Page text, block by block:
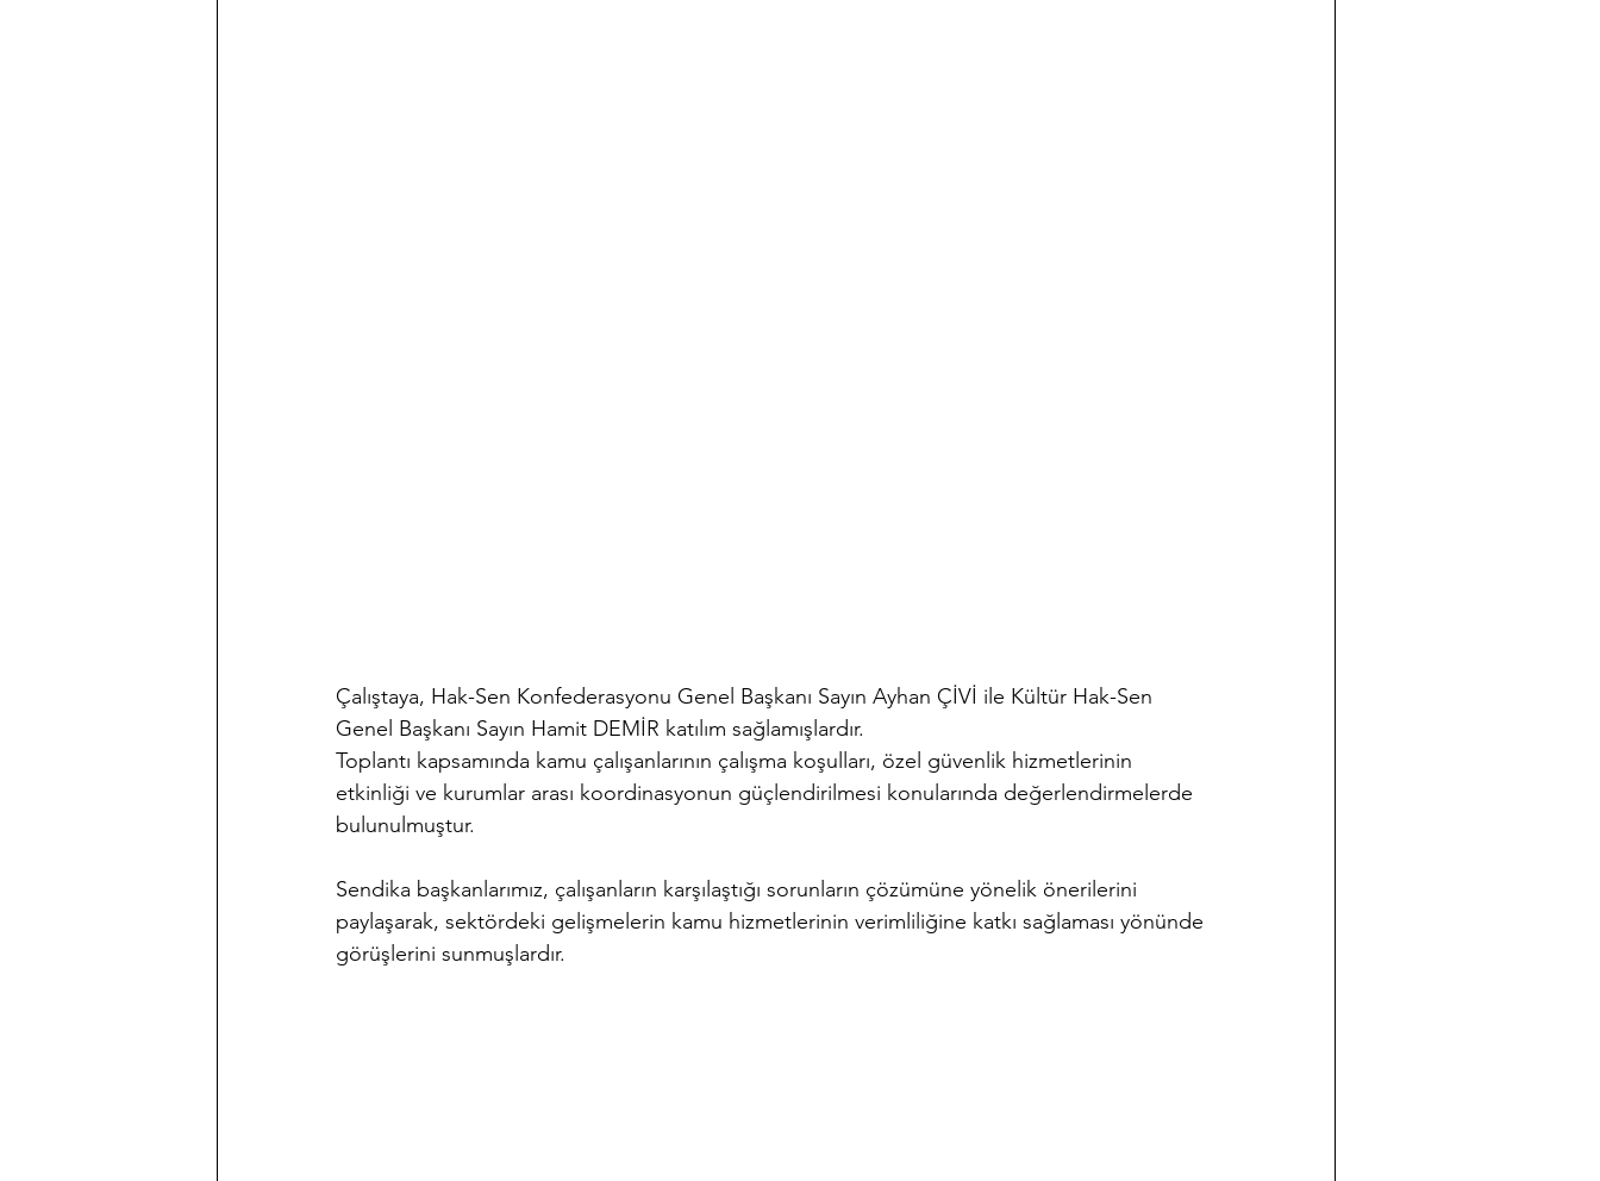
Çalıştaya, Hak-Sen Konfederasyonu Genel Başkanı Sayın Ayhan ÇİVİ ile Kültür Hak-Sen
Genel Başkanı Sayın Hamit DEMİR katılım sağlamışlardır.
Toplantı kapsamında kamu çalışanlarının çalışma koşulları, özel güvenlik hizmetlerinin
etkinliği ve kurumlar arası koordinasyonun güçlendirilmesi konularında değerlendirmelerde
bulunulmuştur.
Sendika başkanlarımız, çalışanların karşılaştığı sorunların çözümüne yönelik önerilerini
paylaşarak, sektördeki gelişmelerin kamu hizmetlerinin verimliliğine katkı sağlaması yönünde
görüşlerini sunmuşlardır.